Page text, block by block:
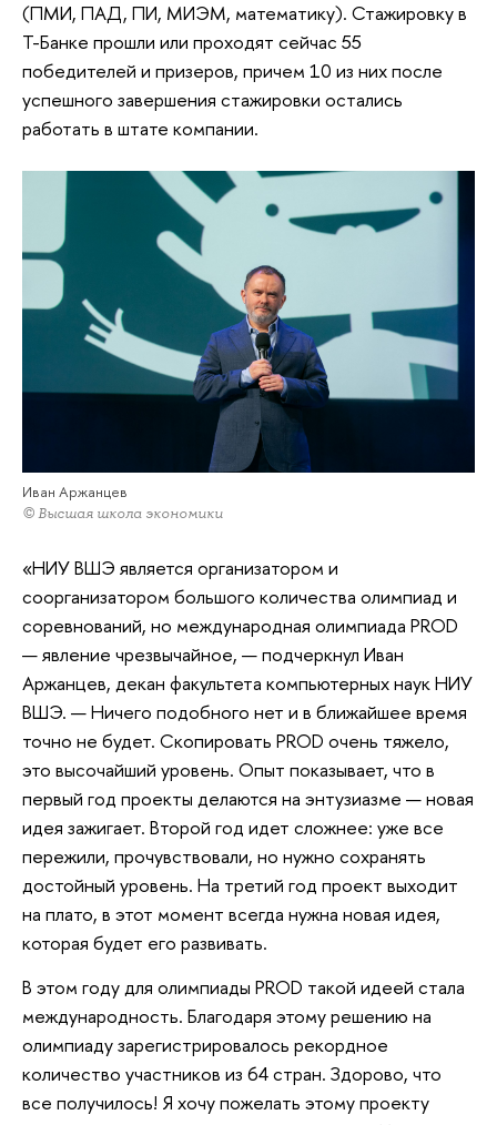
(ПМИ, ПАД, ПИ, МИЭМ, математику). Стажировку в
Т-Банке прошли или проходят сейчас 55
победителей и призеров, причем 10 из них после
успешного завершения стажировки остались
работать в штате компании.
Иван Аржанцев
© Высшая школа экономики
«НИУ ВШЭ является организатором и
соорганизатором большого количества олимпиад и
соревнований, но международная олимпиада PROD
— явление чрезвычайное, — подчеркнул Иван
Аржанцев, декан факультета компьютерных наук НИУ
ВШЭ. — Ничего подобного нет и в ближайшее время
точно не будет. Скопировать PROD очень тяжело,
это высочайший уровень. Опыт показывает, что в
первый год проекты делаются на энтузиазме — новая
идея зажигает. Второй год идет сложнее: уже все
пережили, прочувствовали, но нужно сохранять
достойный уровень. На третий год проект выходит
на плато, в этот момент всегда нужна новая идея,
которая будет его развивать.
В этом году для олимпиады PROD такой идеей стала
международность. Благодаря этому решению на
олимпиаду зарегистрировалось рекордное
количество участников из 64 стран. Здорово, что
все получилось! Я хочу пожелать этому проекту